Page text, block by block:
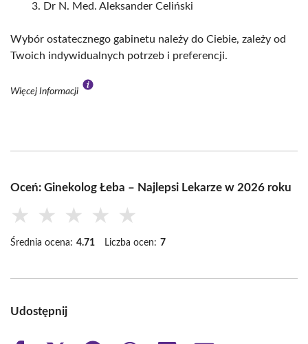
Dr N. Med. Aleksander Celiński
Wybór ostatecznego gabinetu należy do Ciebie, zależy od
Twoich indywidualnych potrzeb i preferencji.
Więcej Informacji
Oceń: Ginekolog Łeba – Najlepsi Lekarze w 2026 roku
★ ★ ★ ★ ★
Średnia ocena: 4.71 Liczba ocen: 7
Udostępnij